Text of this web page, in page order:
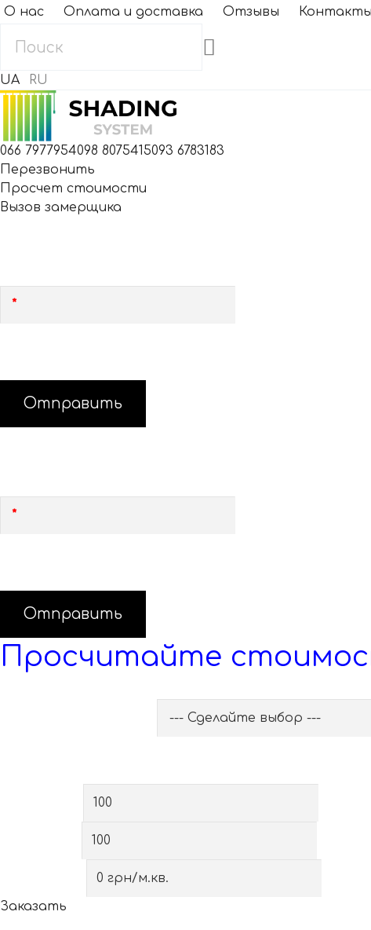
О нас Оплата и доставка Отзывы Контакты
UA RU
066 7977954098 8075415093 6783183
Перезвонить
Просчет стоимости
Вызов замерщика
Отправить
Отправить
Просчитайте
Заказать